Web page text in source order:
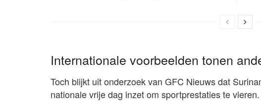
Internationale voorbeelden tonen
Toch blijkt uit onderzoek van GFC Nieuws dat
nationale vrije dag inzet om sportprestaties te vieren.